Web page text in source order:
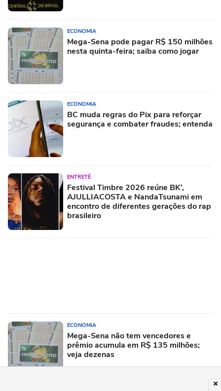
ECONOMIA
Mega-Sena pode pagar R$ 150 milhões
nesta quinta-feira; saiba como jogar
ECONOMIA
BC muda regras do Pix para reforçar
segurança e combater fraudes; entenda
ENTRETÊ
Festival Timbre 2026 reúne BK’,
AJULLIACOSTA e NandaTsunami em
encontro de diferentes gerações do rap
brasileiro
ECONOMIA
Mega-Sena não tem vencedores e
prêmio acumula em R$ 135 milhões;
veja dezenas